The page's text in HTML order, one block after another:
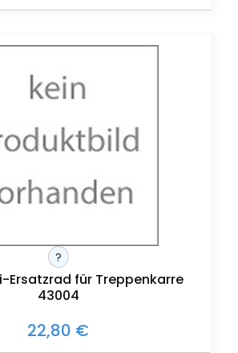
?
Ersatzrad für Treppenkarre
43004
22,80 €